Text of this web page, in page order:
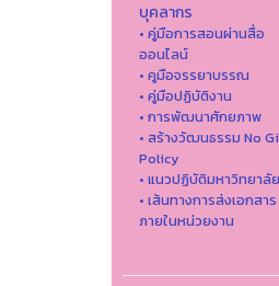
บุคลากร
• คู่มือการสอนผ่านสื่อ
ออนไลน์
• คูมือจรรยาบรรณ
• คู่มือปฏิบัติงาน
• การพัฒนาศักยภาพ
• สร้างวัฒนธรรม No
Policy
• แนวปฏิบัติมหาวิทยาลัย
• เส้นทางการส่งเอกสาร
ภายในหน่วยงาน